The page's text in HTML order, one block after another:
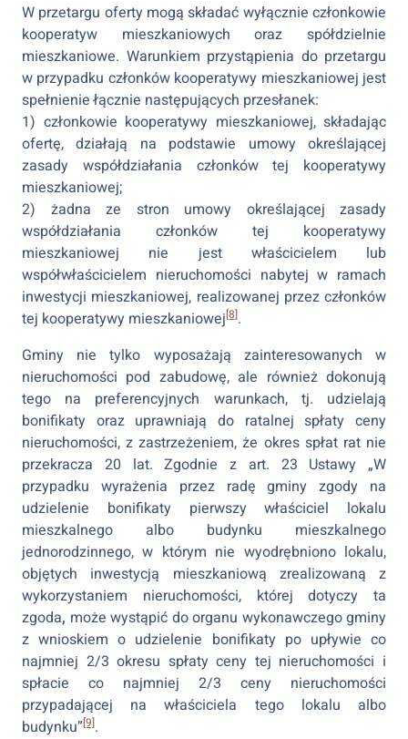
W przetargu oferty mogą składać wyłącznie członkowie
kooperatyw mieszkaniowych oraz spółdzielnie
mieszkaniowe. Warunkiem przystąpienia do przetargu
w przypadku członków kooperatywy mieszkaniowej jest
spełnienie łącznie następujących przesłanek:
1) członkowie kooperatywy mieszkaniowej, składając
ofertę, działają na podstawie umowy określającej
zasady współdziałania członków tej kooperatywy
mieszkaniowej;
2) żadna ze stron umowy określającej zasady
współdziałania członków tej kooperatywy
mieszkaniowej nie jest właścicielem lub
współwłaścicielem nieruchomości nabytej w ramach
inwestycji mieszkaniowej, realizowanej przez członków
tej kooperatywy mieszkaniowej[8].
Gminy nie tylko wyposażają zainteresowanych w
nieruchomości pod zabudowę, ale również dokonują
tego na preferencyjnych warunkach, tj. udzielają
bonifikaty oraz uprawniają do ratalnej spłaty ceny
nieruchomości, z zastrzeżeniem, że okres spłat rat nie
przekracza 20 lat. Zgodnie z art. 23 Ustawy „W
przypadku wyrażenia przez radę gminy zgody na
udzielenie bonifikaty pierwszy właściciel lokalu
mieszkalnego albo budynku mieszkalnego
jednorodzinnego, w którym nie wyodrębniono lokalu,
objętych inwestycją mieszkaniową zrealizowaną z
wykorzystaniem nieruchomości, której dotyczy ta
zgoda, może wystąpić do organu wykonawczego gminy
z wnioskiem o udzielenie bonifikaty po upływie co
najmniej 2/3 okresu spłaty ceny tej nieruchomości i
spłacie co najmniej 2/3 ceny nieruchomości
przypadającej na właściciela tego lokalu albo
budynku”[9].